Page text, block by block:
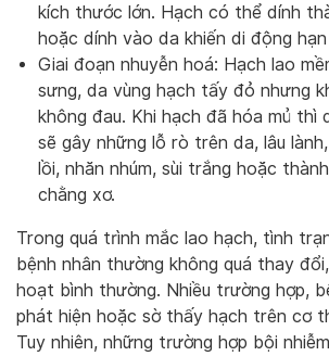
kích thước lớn. Hạch có thể dính
hoặc dính vào da khiến di động
Giai đoạn nhuyễn hoá: Hạch lao
sưng, da vùng hạch tấy đỏ nhưng
không đau. Khi hạch đã hóa mủ thì
sẽ gây những lỗ rò trên da, lâu
lồi, nhăn nhúm, sùi trắng hoặc
chằng xơ.
Trong quá trình mắc lao hạch, tình
bệnh nhân thường không quá thay
hoạt bình thường. Nhiều trường hợp,
phát hiện hoặc sờ thấy hạch trên cơ
Tuy nhiên, những trường hợp bội